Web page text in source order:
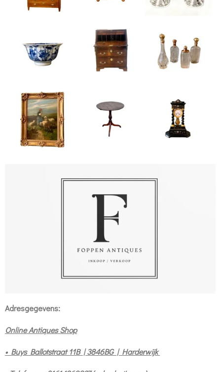
Adresgegevens:
Online Antiques Shop
• Buys Ballotstraat 11B | 3846BG | Harderwijk